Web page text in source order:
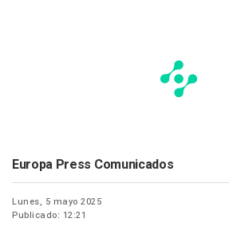
Europa Press Comunicados
Lunes, 5 mayo 2025
Publicado: 12:21